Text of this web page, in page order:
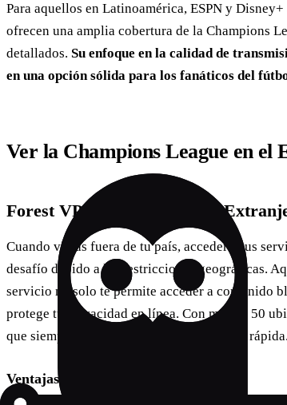
Para aquellos en Latinoamérica, ESPN y
ofrecen una amplia cobertura de la Champions
detallados. Su enfoque en la calidad de
en una opción sólida para los fanáticos del
Ver la Champions League en el
Forest VPN: Tu Aliado en el
Cuando viajas fuera de tu país, acceder a tus
desafío debido a las restricciones geográficas.
servicio no solo te permite acceder a contenido
protege tu privacidad en línea. Con más de 50
que siempre tengas una conexión segura y rápida.
Ventajas de Usar Forest VPN